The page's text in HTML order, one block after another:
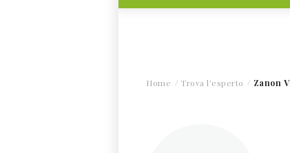
Home Trova l'esperto Zanon